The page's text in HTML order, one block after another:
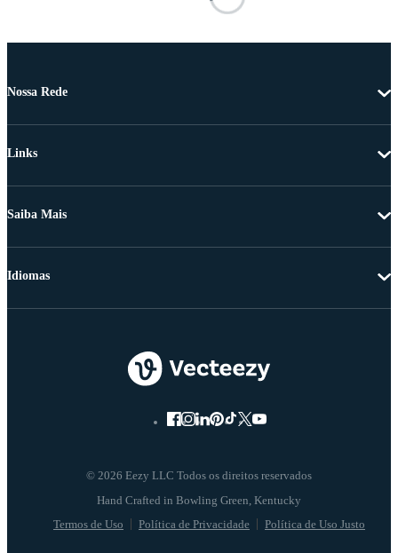
Nossa Rede
Links
Saiba Mais
© 2026 Eezy LLC Todos os direitos reservados
Termos de Uso Política de Privacidade Política de Uso Justo
Idiomas